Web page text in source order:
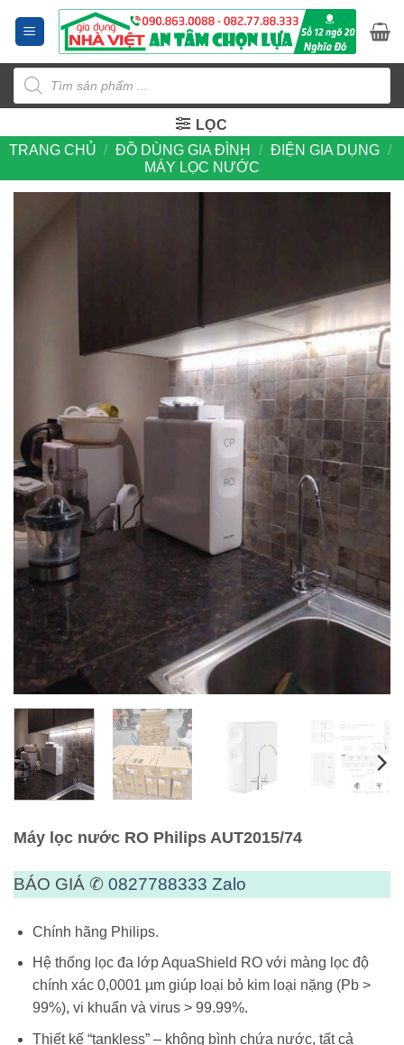
dung
Tìm
kiếm
sản
phẩm
LỌC
TRANG CHỦ / ĐỒ DÙNG GIA ĐÌNH / ĐIỆN GIA DỤNG /
MÁY LỌC NƯỚC
Máy lọc nước RO Philips AUT2015/74
BÁO GIÁ ✆ 0827788333 Zalo
Chính hãng Philips.
Hệ thống lọc đa lớp AquaShield RO với màng lọc độ
chính xác 0,0001 µm giúp loại bỏ kim loại nặng (Pb >
99%), vi khuẩn và virus > 99.99%.
Thiết kế “tankless” – không bình chứa nước, tất cả